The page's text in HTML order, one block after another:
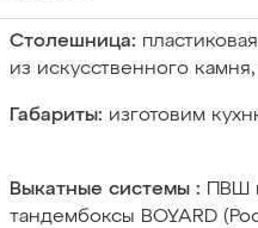
Столешница:
из искусственного
Габариты: изготовим
Выкатные системы :
ПВШ
тандембоксы BOYARD